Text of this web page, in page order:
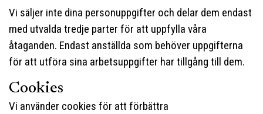
Vi säljer inte dina personuppgifter och delar dem endast
med utvalda tredje parter för att uppfylla våra
åtaganden. Endast anställda som behöver uppgifterna
för att utföra sina arbetsuppgifter har tillgång till dem.
Cookies
Vi använder cookies för att förbättra